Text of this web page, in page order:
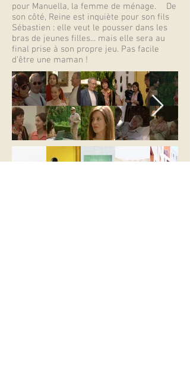
pour Manuella, la femme de ménage. De
son côté, Reine est inquiète pour son fils
Sébastien : elle veut le pousser dans les
bras de jeunes filles... mais elle sera au
final prise à son propre jeu. Pas facile
d’être une maman !